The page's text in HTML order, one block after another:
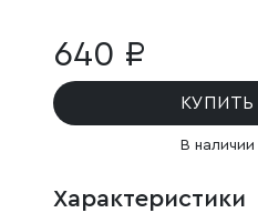
640 ₽
КУПИТЬ
В наличии
Характеристики